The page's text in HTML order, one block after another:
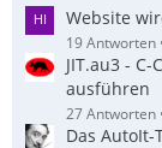
Website
19 Antworten
JIT.au3 -
ausführen
27 Antworten
Das AutoIt-